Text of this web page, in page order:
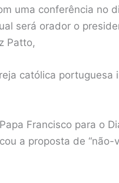
uma conferência no
será orador o
Patto,
católica portuguesa
Francisco para o
a proposta de “não-